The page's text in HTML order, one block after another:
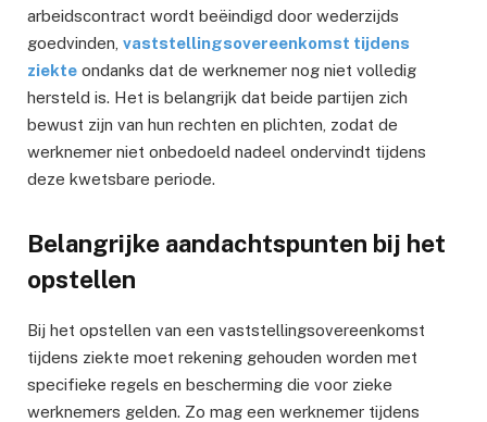
arbeidscontract wordt beëindigd door wederzijds
goedvinden, vaststellingsovereenkomst tijdens
ziekte ondanks dat de werknemer nog niet volledig
hersteld is. Het is belangrijk dat beide partijen zich
bewust zijn van hun rechten en plichten, zodat de
werknemer niet onbedoeld nadeel ondervindt tijdens
deze kwetsbare periode.
Belangrijke aandachtspunten bij het
opstellen
Bij het opstellen van een vaststellingsovereenkomst
tijdens ziekte moet rekening gehouden worden met
specifieke regels en bescherming die voor zieke
werknemers gelden. Zo mag een werknemer tijdens